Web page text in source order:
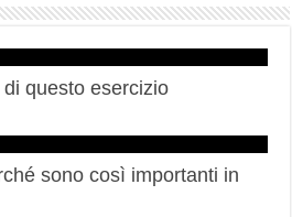
questo esercizio
sono così importanti in